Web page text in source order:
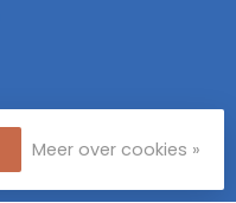
Meer over cookies »